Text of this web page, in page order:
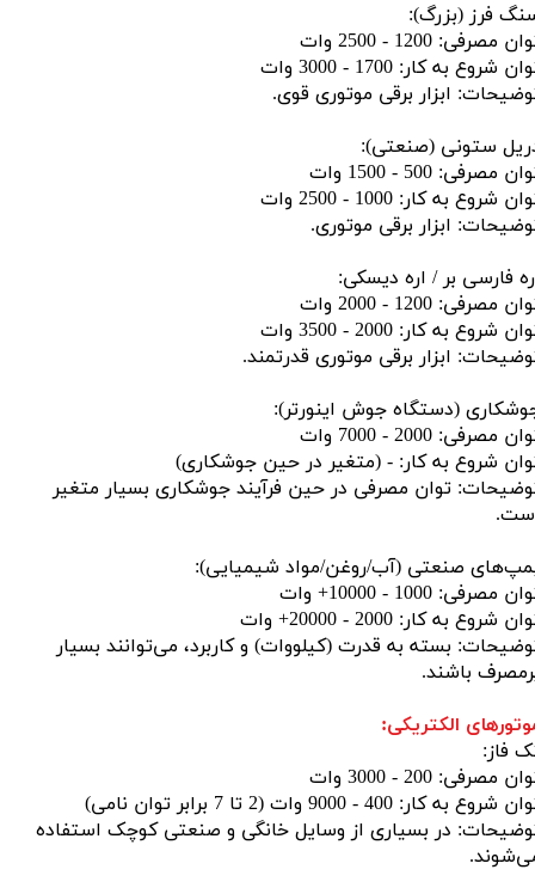
فرز (بزرگ):
مصرفی: 1200 - 2500 وات
شروع به کار: 1700 - 3000 وات
ابزار برقی موتوری قوی.
ستونی (صنعتی):
مصرفی: 500 - 1500 وات
شروع به کار: 1000 - 2500 وات
ابزار برقی موتوری.
فارسی بر / اره دیسکی:
مصرفی: 1200 - 2000 وات
شروع به کار: 2000 - 3500 وات
ابزار برقی موتوری قدرتمند.
(دستگاه جوش اینورتر):
مصرفی: 2000 - 7000 وات
شروع به کار: - (متغیر در حین جوشکاری)
توان مصرفی در حین فرآیند جوشکاری بسیار متغیر
صنعتی (آب/روغن/مواد شیمیایی):
مصرفی: 1000 - 10000+ وات
شروع به کار: 2000 - 20000+ وات
بسته به قدرت (کیلووات) و کاربرد، می‌توانند بسیار
باشند.
الکتریکی:
فاز:
مصرفی: 200 - 3000 وات
شروع به کار: 400 - 9000 وات (2 تا 7 برابر توان نامی)
در بسیاری از وسایل خانگی و صنعتی کوچک استفاده